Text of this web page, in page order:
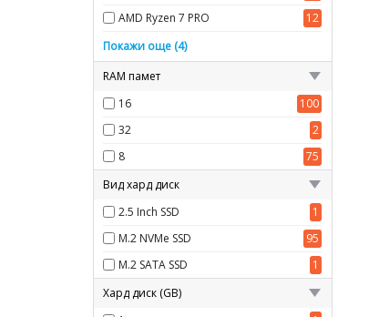
AMD Ryzen 7 PRO
12
Intel Core i7
Intel Core i5
96
Intel Core i3
13
Intel Celeron Dual-Core
1
Покажи още (4)
RAM памет
16
100
32
2
8
75
Вид хард диск
2.5 Inch SSD
1
M.2 NVMe SSD
95
M.2 SATA SSD
1
Хард диск (GB)